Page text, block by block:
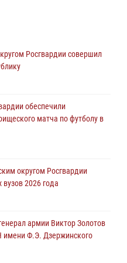
подготовке для
занятие для детей на
по единоборствам для
Росгвардии совершил
обеспечили
матча по футболу в
округом Росгвардии
2026 года
армии Виктор Золотов
имени Ф.Э. Дзержинского